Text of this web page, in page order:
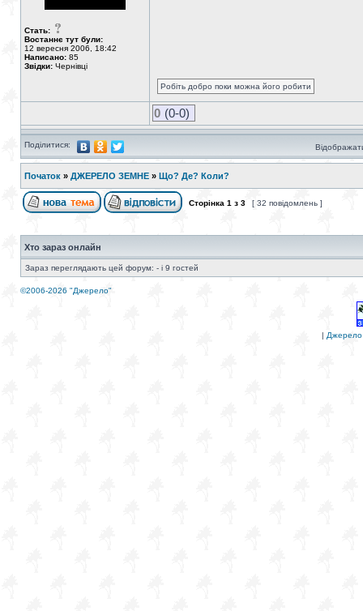
Стать:
Востаннє тут були:
12 вересня 2006, 18:42
Написано: 85
Звідки: Чернівці
Робіть добро поки можна його робити
0 (0-0)
Поділитися:
Початок » ДЖЕРЕЛО ЗЕМНЕ » Що? Де? Коли?
Сторінка 1 з 3 [ 32 повідомлень ]
Хто зараз онлайн
Зараз переглядають цей форум: - і 9 гостей
©2006-2026 "Джерело"
| Джерело